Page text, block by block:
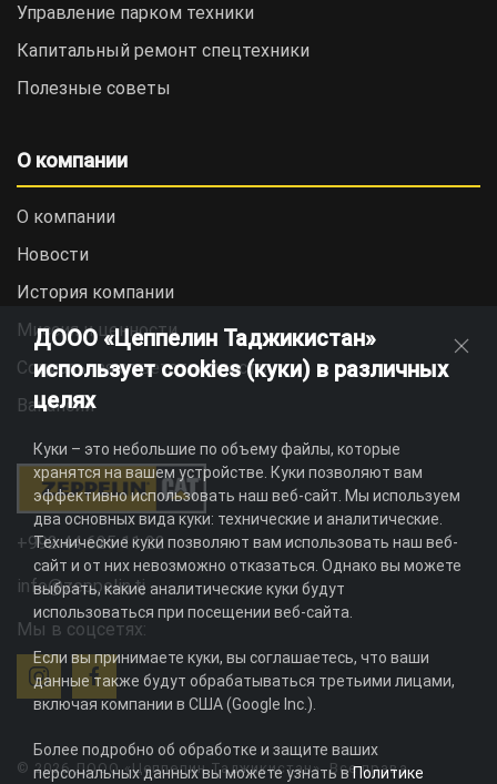
Управление парком техники
Капитальный ремонт спецтехники
Полезные советы
О компании
О компании
Новости
История компании
Миссия и ценности
Социальная ответственность
Вакансии
+992 44 625 11 22
info@zeppelin.tj
Мы в соцсетях:
© 2026 ДООО «Цеппелин Таджикистан». Все права
ДООО «Цеппелин Таджикистан»
использует cookies (куки) в различных
целях
Куки – это небольшие по объему файлы, которые
хранятся на вашем устройстве. Куки позволяют вам
эффективно использовать наш веб-сайт. Мы используем
два основных вида куки: технические и аналитические.
Технические куки позволяют вам использовать наш веб-
сайт и от них невозможно отказаться. Однако вы можете
выбрать, какие аналитические куки будут
использоваться при посещении веб-сайта.
Если вы принимаете куки, вы соглашаетесь, что ваши
данные также будут обрабатываться третьими лицами,
включая компании в США (Google Inc.).
Более подробно об обработке и защите ваших
персональных данных вы можете узнать вПолитике